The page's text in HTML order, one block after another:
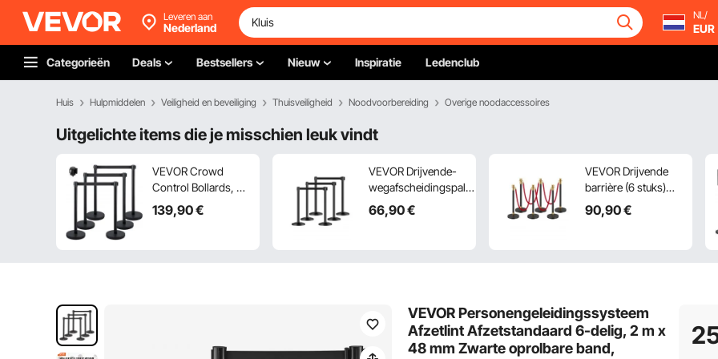
Leveren aan
Nederland
NL/
EUR
Categorieën Deals Bestsellers Nieuw Inspiratie Ledenclub
Huis Hulpmiddelen Veiligheid en beveiliging Thuisveiligheid Noodvoorbereiding Overige noodaccessoires
Uitgelichte items die je misschien leuk vindt
VEVOR Crowd
Control Bollards, 6-
pack crowd control
barriers met 3 x 6,5
139,90€
VEVOR Drijvende-
wegafscheidingspalen
(6-pack) met 6
intrekbare banden,
tentoonstellingen,
zwart
66,90€
VEVOR Drijvende
barrière (6 stuks)
met 4 rode fluwelen
touwen (1,5 m lang),
zwart
90,90€
VEVOR Personengeleidingssysteem
Afzetlint Afzetstandaard 6-delig, 2 m x
48 mm Zwarte oprolbare band,